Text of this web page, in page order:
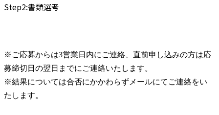
Step2:書類選考
※ご応募からは3営業日内にご連絡、直前申し込みの方は応
募締切日の翌日までにご連絡いたします。
※結果については合否にかかわらずメールにてご連絡をい
たします。